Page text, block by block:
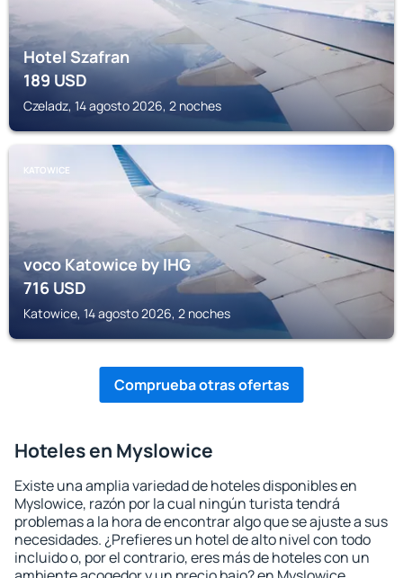
Hotel Szafran
189USD
Czeladz, 14 agosto 2026, 2 noches
KATOWICE
voco Katowice by IHG
716USD
Katowice, 14 agosto 2026, 2 noches
Comprueba otras ofertas
Hoteles en Myslowice
Existe una amplia variedad de hoteles disponibles en
Myslowice, razón por la cual ningún turista tendrá
problemas a la hora de encontrar algo que se ajuste a sus
necesidades. ¿Prefieres un hotel de alto nivel con todo
incluido o, por el contrario, eres más de hoteles con un